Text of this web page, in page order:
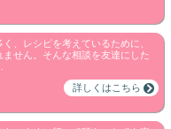
、レシピを考えているために、
せん。そんな相談を友達にした
詳しくはこちら